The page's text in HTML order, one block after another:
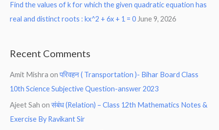
Find the values of k for which the given quadratic equation has
real and distinct roots : kx^2 + 6x + 1 = 0 June 9, 2026
Recent Comments
Amit Mishra onपरिवहन ( Transportation )- Bihar Board Class
10th Science Subjective Question-answer 2023
Ajeet Sah onसंबंध (Relation) – Class 12th Mathematics Notes &
Exercise By Ravikant Sir